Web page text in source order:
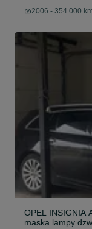
2006 - 354 000 km
OPEL INSIGNIA
maska lampy